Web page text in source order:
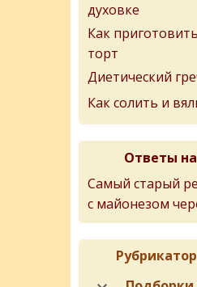
духовке
Как
торт
Диетический
Как солить и
Ответы
Самый старый
с майонезом